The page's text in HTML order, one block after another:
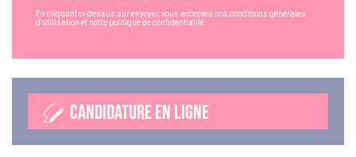
En cliquant ci-dessus sur envoyer, vous acceptez nos conditions générales
d'utilisation et notre politique de confidentialité.
CANDIDATURE EN LIGNE